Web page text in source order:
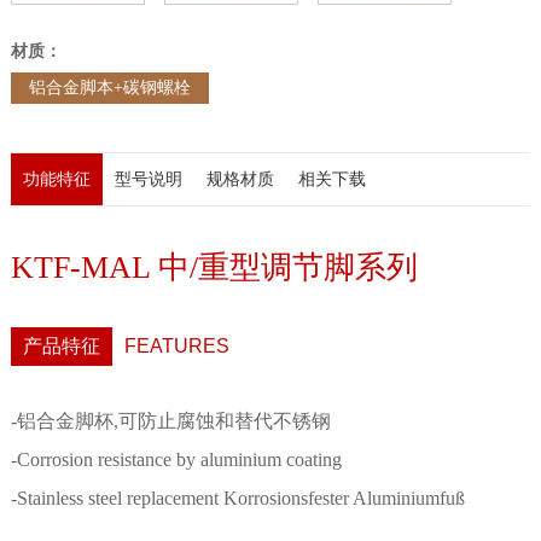
材质：
铝合金脚本+碳钢螺栓
功能特征 型号说明 规格材质 相关下载
KTF-MAL 中/重型调节脚系列
产品特征 FEATURES
-铝合金脚杯,可防止腐蚀和替代不锈钢
-Corrosion resistance by aluminium coating
-Stainless steel replacement Korrosionsfester Aluminiumfuß